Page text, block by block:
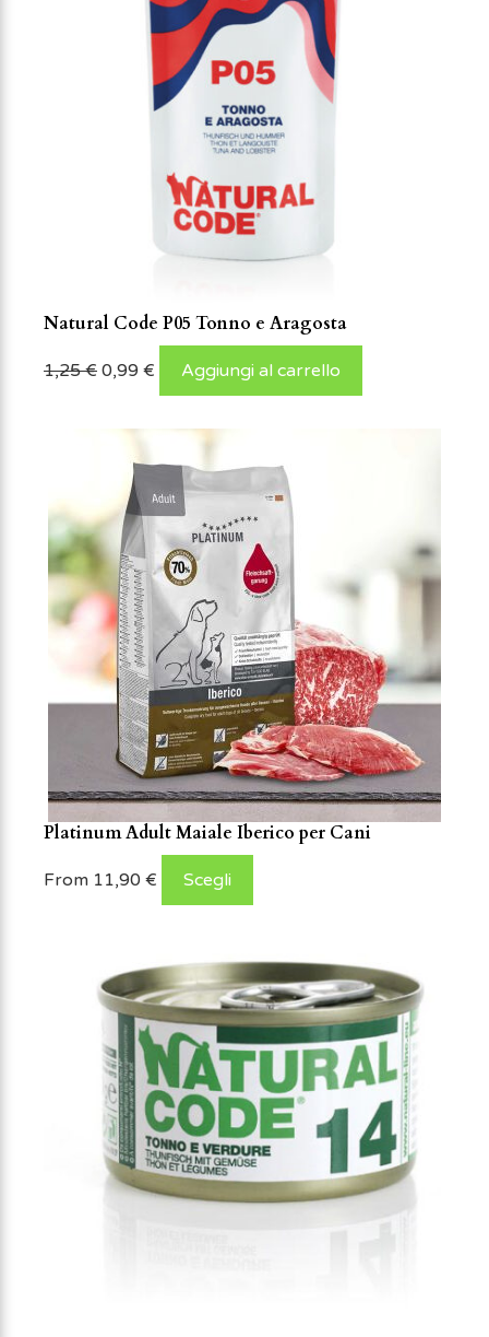
Natural Code P05 Tonno e Aragosta
1,25€ 0,99 € Aggiungi al carrello
Platinum Adult Maiale Iberico per Cani
From 11,90 € Scegli